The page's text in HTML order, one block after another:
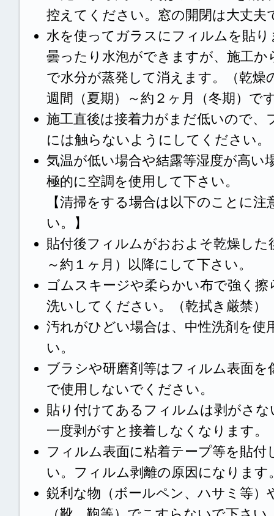
控えてください。窓の開閉は大丈夫
水を使ってガラスにフィルムを貼
曇ったり水泡ができますが、施工か
で水分が蒸発して消えます。（乾燥
週間（夏期）～約２ヶ月（冬期）で
施工直後は接着力がまだ低いので、
には触らないようにしてください。
気温が低い場合や結露等湿度が高い
極的に空調を使用して下さい。
【清掃をする場合は以下のことに注
い。】
貼付後フィルムがおおよそ乾燥した
～約１ヶ月）以降にして下さい。
ゴムスキージや柔らかい布で強く擦
洗いしてください。（乾拭き厳禁）
汚れがひどい場合は、中性洗剤を使
い。
ブラシや研磨剤等はフィルム表面を
で使用しないでください。
貼り付けてあるフィルムは剥がさな
一度剥がすと接着しなくなります。
フィルム表面に粘着テープ等を貼付
い。フィルム剥離の原因になります
鋭利な物（ボールペン、ハサミ等）